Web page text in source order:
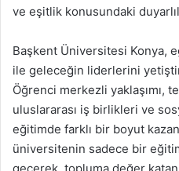
ve eşitlik konusundaki
Başkent Üniversitesi Konya,
ile geleceğin liderlerini
Öğrenci merkezli yaklaşımı,
uluslararası iş birlikleri ve
eğitimde farklı bir boyut
üniversitenin sadece bir